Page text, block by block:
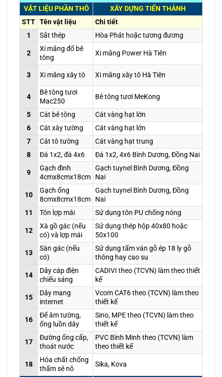
VẬT LIỆU PHẦN THÔ
XÂY DỰNG TIẾN THÀNH
STT Tên vật liệu
Chi tiết
1
Sắt thép Hòa Phát hoặc tương đương
2
Xi măng đổ bê
tông
Xi măng Power Hà Tiên
3 Xi măng xây tô Xi măng xây tô Hà Tiên
4
Bê tông tươi
Mac250
Bê tông tươi MeKong
5 Cát bê tông
Cát vàng hạt lớn
6
Cát xây tường
Cát vàng hạt lớn
7
Cát tô tường
Cát vàng hạt trung
8
Đá 1x2, đá 4x6 Đá 1x2, 4x6 Bình Dương, Đồng Nai
9
Gạch đinh
4cmx8cmx18cm
Gạch tuynel Bình Dương, Đồng
Nai
10
Gạch ống
8cmx8cmx18cm
Gạch tuynel Bình Dương, Đồng
Nai
11
Tôn lợp mái Sử dụng tôn PU chống nóng
12
Xà gồ gác (nếu
có) và lợp mái
Sử dụng thép hộp 40x80 hoặc
50x100
13
Sàn gác (nếu
có)
Sử dụng tấm ván gỗ ép 18 ly gỗ
thông hay cao su
14
Dây cáp điện
chiếu sáng
CADIVI theo (TCVN) làm theo thiết
kế
15
Dây mạng
internet
Vcom CAT6 theo (TCVN) làm theo
thiết kế
16
Đế âm tường,
ống luồn dây
Sino, MPE theo (TCVN) làm theo
thiết kế
17
Đường ống cấp,
thoát nước
PVC Bình Minh theo (TCVN) làm
theo thiết kế
18
Hóa chất chống
thấm sê nô
Sika, Kova